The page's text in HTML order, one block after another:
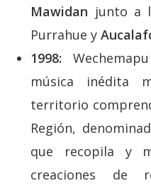
Mawidan junto a
Purrahue y
1998:
música inédita
territorio
Región,
que recopila y
creaciones de